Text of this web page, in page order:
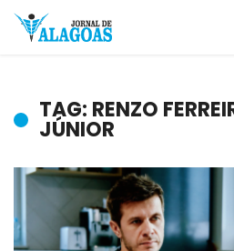
TAG: RENZO
JÚNIOR